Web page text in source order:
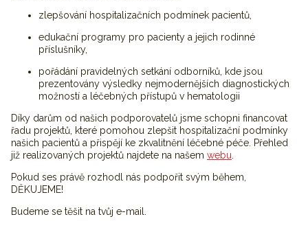
zlepšování hospitalizačních podmínek pacientů
edukační programy pro pacienty a jejich rodinné
příslušníky,
pořádání pravidelných setkání odborníků , kde jsou
prezentovány výsledky nejmodernějších diagnostických
možností a léčebných přístupů v hematologii
Díky darům od našich podporovatelů jsme schopni financovat
řadu projektů, které pomohou zlepšit hospitalizační podmínky
našich pacientů a přispějí ke zkvalitnění léčebné péče. Přehled
již realizovaných projektů najdete na našem webu
Pokud ses právě rozhodl nás podpořit svým během,
DĚKUJEME!
Budeme se těšit na tvůj e-mail.